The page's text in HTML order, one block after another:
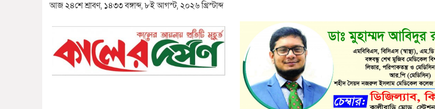
আজ ২৪শে শ্রাবণ, ১৪৩৩ বঙ্গাব্দ, ৮ই আগস্ট, ২০২৬ খ্রিস্টাব্দ